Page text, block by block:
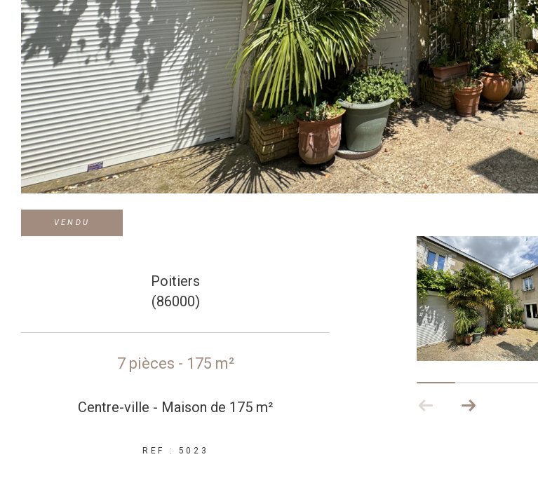
VENDU
Poitiers
(86000)
7 pièces - 175 m²
Centre-ville - Maison de 175 m²
REF : 5023